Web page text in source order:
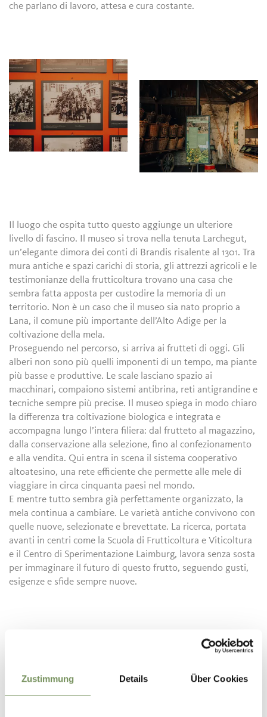
Zustimmung Details Über Cookies
che parlano di lavoro, attesa e cura costante.
Il luogo che ospita tutto questo aggiunge un ulteriore
livello di fascino. Il museo si trova nella tenuta Larchegut,
un’elegante dimora dei conti di Brandis risalente al 1301. Tra
mura antiche e spazi carichi di storia, gli attrezzi agricoli e le
testimonianze della frutticoltura trovano una casa che
sembra fatta apposta per custodire la memoria di un
territorio. Non è un caso che il museo sia nato proprio a
Lana, il comune più importante dell’Alto Adige per la
coltivazione della mela.
Proseguendo nel percorso, si arriva ai frutteti di oggi. Gli
alberi non sono più quelli imponenti di un tempo, ma piante
più basse e produttive. Le scale lasciano spazio ai
macchinari, compaiono sistemi antibrina, reti antigrandine e
tecniche sempre più precise. Il museo spiega in modo chiaro
la differenza tra coltivazione biologica e integrata e
accompagna lungo l’intera filiera: dal frutteto al magazzino,
dalla conservazione alla selezione, fino al confezionamento
e alla vendita. Qui entra in scena il sistema cooperativo
altoatesino, una rete efficiente che permette alle mele di
viaggiare in circa cinquanta paesi nel mondo.
E mentre tutto sembra già perfettamente organizzato, la
mela continua a cambiare. Le varietà antiche convivono con
quelle nuove, selezionate e brevettate. La ricerca, portata
avanti in centri come la Scuola di Frutticoltura e Viticoltura
e il Centro di Sperimentazione Laimburg, lavora senza sosta
per immaginare il futuro di questo frutto, seguendo gusti,
esigenze e sfide sempre nuove.